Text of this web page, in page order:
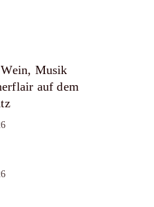
Musik
auf dem